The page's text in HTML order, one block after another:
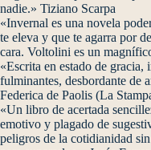
nadie.» Tiziano Scarpa
«Invernal es una novela
te eleva y que te agarra por
cara. Voltolini es un
«Escrita en estado de gracia,
fulminantes, desbordante de
Federica de Paolis (La
«Un libro de acertada
emotivo y plagado de
peligros de la cotidianidad